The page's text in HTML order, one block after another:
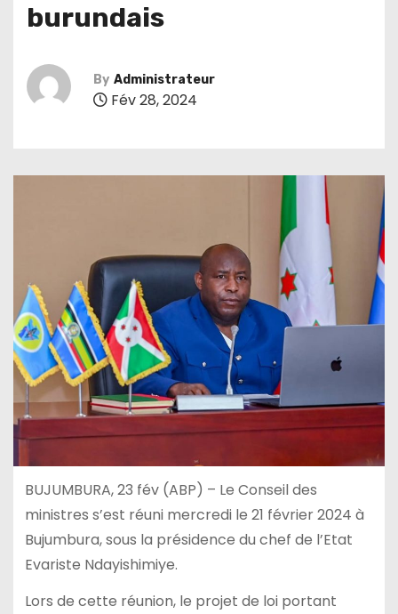
burundais
By Administrateur
Fév 28, 2024
BUJUMBURA, 23 fév (ABP) – Le Conseil des
ministres s’est réuni mercredi le 21 février 2024 à
Bujumbura, sous la présidence du chef de l’Etat
Evariste Ndayishimiye.
Lors de cette réunion, le projet de loi portant